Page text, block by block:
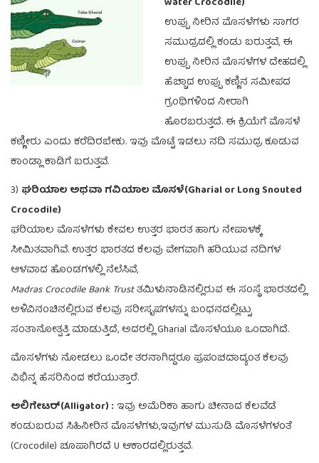
ಉಪ್ಪು ನೀರಿನ ಮೊಸಳೆಗಳು ಸಾಗರ
ಸಮುದ್ರದಲ್ಲಿ ಕಂಡು ಬರುತ್ತವೆ, ಈ
ಉಪ್ಪು ನೀರಿನ ಮೊಸಳೆಗಳ ದೇಹದಲ್ಲಿ
ಹೆಚ್ಚಾದ ಉಪ್ಪು ಕಣ್ಣಿನ ಸಮೀಪದ
ಗ್ರಂಥಿಗಳಿಂದ ನೀರಾಗಿ
ಹೊರಬರುತ್ತದೆ. ಈ ಕ್ರಿಯೆಗೆ ಮೊಸಳೆ
ಕಣ್ಣೀರು ಎಂದು ಕರೆದಿರಬೇಕು. ಇವು ಮೊಟ್ಟೆ ಇಡಲು ನದಿ ಸಮುದ್ರ ಕೂಡುವ
ಕಾಂಡ್ಲಾ ಕಾಡಿಗೆ ಬರುತ್ತವೆ.
3) ಘರಿಯಾಲ ಅಥವಾ ಗವಿಯಾಲ ಮೊಸಳೆ(Gharial or Long Snouted
Crocodile)
ಘರಿಯಾಲ ಮೊಸಳೆಗಳು ಕೇವಲ ಉತ್ತರ ಭಾರತ ಹಾಗು ನೇಪಾಳಕ್ಕೆ
ಸೀಮಿತವಾಗಿವೆ. ಉತ್ತರ ಭಾರತದ ಕೆಲವು ವೇಗವಾಗಿ ಹರಿಯುವ ನದಿಗಳ
ಆಳವಾದ ಹೊಂಡಗಳಲ್ಲಿ ನೆಲೆಸಿವೆ,
Madras Crocodile Bank Trustತಮಿಳುನಾಡಿನಲ್ಲಿರುವ ಈ ಸಂಸ್ಥೆ ಭಾರತದಲ್ಲಿ
ಅಳಿವಿನಂಚಿನಲ್ಲಿರುವ ಕೆಲವು ಸರೀಸೃಪಗಳನ್ನು ಬಂಧನದಲ್ಲಿಟ್ಟು
ಸಂತಾನೋತ್ಪತ್ತಿ ಮಾಡುತ್ತಿದೆ, ಅದರಲ್ಲಿ Gharial ಮೊಸಳೆಯೂ ಒಂದಾಗಿದೆ.
ಮೊಸಳೆಗಳು ನೋಡಲು ಒಂದೇ ತರನಾಗಿದ್ದರೂ ಪ್ರಪಂಚದಾದ್ಯಂತ ಕೆಲವು
ವಿಭಿನ್ನ ಹೆಸರಿನಿಂದ ಕರೆಯುತ್ತಾರೆ.
ಅಲಿಗೇಟರ್(Alligator) : ಇವು ಅಮೆರಿಕಾ ಹಾಗು ಚೀನಾದ ಕೆಲವೆಡೆ
ಕಂಡುಬರುವ ಸಿಹಿನೀರಿನ ಮೊಸಳೆಗಳು,ಇವುಗಳ ಮುಸುಡಿ ಮೊಸಳೆಗಳಂತೆ
(Crocodile) ಚೂಪಾಗಿರದೆ U ಆಕಾರದಲ್ಲಿರುತ್ತವೆ.